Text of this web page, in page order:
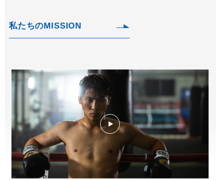
私たちのMISSION